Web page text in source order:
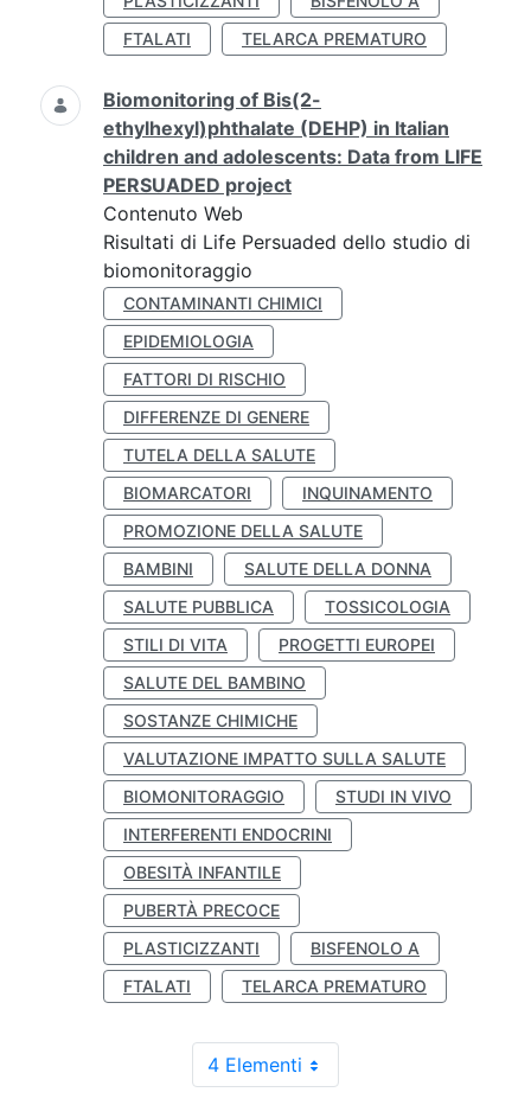
FTALATI
TELARCA PREMATURO
Biomonitoring of Bis(2-
ethylhexyl)phthalate (DEHP) in Italian
children and adolescents: Data from LIFE
PERSUADED project
Contenuto Web
Risultati di Life Persuaded dello studio di
biomonitoraggio
CONTAMINANTI CHIMICI
EPIDEMIOLOGIA
FATTORI DI RISCHIO
DIFFERENZE DI GENERE
TUTELA DELLA SALUTE
BIOMARCATORI
INQUINAMENTO
PROMOZIONE DELLA SALUTE
BAMBINI
SALUTE DELLA DONNA
SALUTE PUBBLICA
TOSSICOLOGIA
STILI DI VITA
PROGETTI EUROPEI
SALUTE DEL BAMBINO
SOSTANZE CHIMICHE
VALUTAZIONE IMPATTO SULLA SALUTE
BIOMONITORAGGIO
STUDI IN VIVO
INTERFERENTI ENDOCRINI
OBESITÀ INFANTILE
PUBERTÀ PRECOCE
PLASTICIZZANTI
BISFENOLO A
FTALATI
TELARCA PREMATURO
4 Elementi